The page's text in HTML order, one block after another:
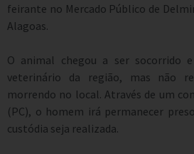
feirante no Mercado Público de
Alagoas.
O animal chegou a ser socorrido
veterinário da região, mas não
morrendo no local. Através de um
(PC), o homem irá permanecer
custódia seja realizada.